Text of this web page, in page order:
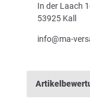
In der Laach
53925 Kall
info@ma-